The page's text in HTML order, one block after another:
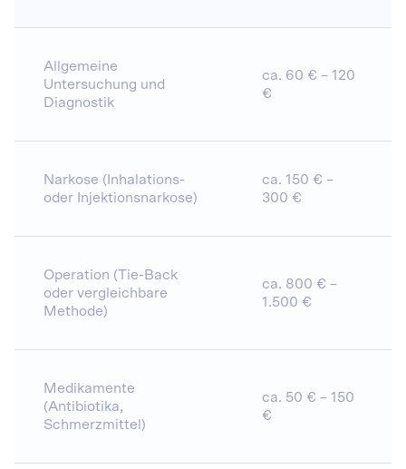
Allgemeine
Untersuchung und
Diagnostik
ca. 60 € – 120
€
Narkose (Inhalations-
oder Injektionsnarkose)
ca. 150 € –
300 €
Operation (Tie-Back
oder vergleichbare
Methode)
ca. 800 € –
1.500 €
Medikamente
(Antibiotika,
Schmerzmittel)
ca. 50 € – 150
€